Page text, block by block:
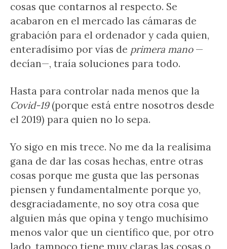
cosas que contarnos al respecto. Se
acabaron en el mercado las cámaras de
grabación para el ordenador y cada quien,
enteradísimo por vías de primera mano—
decían—, traía soluciones para todo.
Hasta para controlar nada menos que la
Covid-19(porque está entre nosotros desde
el 2019) para quien no lo sepa.
Yo sigo en mis trece. No me da la realísima
gana de dar las cosas hechas, entre otras
cosas porque me gusta que las personas
piensen y fundamentalmente porque yo,
desgraciadamente, no soy otra cosa que
alguien más que opina y tengo muchísimo
menos valor que un científico que, por otro
lado, tampoco tiene muy claras las cosas o